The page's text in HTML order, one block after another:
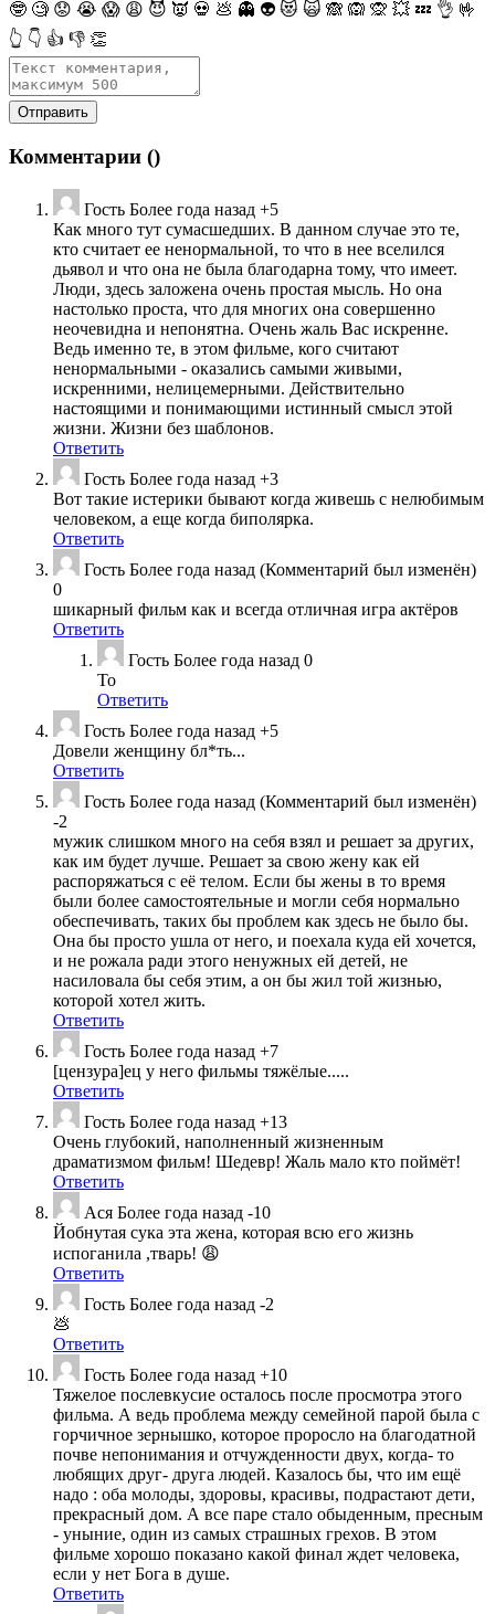
🤓 🧐 😟 😭 😱 😩 😈 👿 💀 💩 👻 👽 😻 🙀 🙈 🙉 🙊 💥 💤 👌 🤟
👆 👇 👍 👎 👏
Комментарии ()
Гость Более года назад +5
Как много тут сумасшедших. В данном случае это те,
кто считает ее ненормальной, то что в нее вселился
дьявол и что она не была благодарна тому, что имеет.
Люди, здесь заложена очень простая мысль. Но она
настолько проста, что для многих она совершенно
неочевидна и непонятна. Очень жаль Вас искренне.
Ведь именно те, в этом фильме, кого считают
ненормальными - оказались самыми живыми,
искренними, нелицемерными. Действительно
настоящими и понимающими истинный смысл этой
жизни. Жизни без шаблонов.
Ответить
Гость Более года назад +3
Вот такие истерики бывают когда живешь с нелюбимым
человеком, а еще когда биполярка.
Ответить
Гость Более года назад (Комментарий был изменён)
0
шикарный фильм как и всегда отличная игра актёров
Ответить
Гость Более года назад 0
То
Ответить
Гость Более года назад +5
Довели женщину бл*ть...
Ответить
Гость Более года назад (Комментарий был изменён)
-2
мужик слишком много на себя взял и решает за других,
как им будет лучше. Решает за свою жену как ей
распоряжаться с её телом. Если бы жены в то время
были более самостоятельные и могли себя нормально
обеспечивать, таких бы проблем как здесь не было бы.
Она бы просто ушла от него, и поехала куда ей хочется,
и не рожала ради этого ненужных ей детей, не
насиловала бы себя этим, а он бы жил той жизнью,
которой хотел жить.
Ответить
Гость Более года назад +7
[цензура]ец у него фильмы тяжёлые.....
Ответить
Гость Более года назад +13
Очень глубокий, наполненный жизненным
драматизмом фильм! Шедевр! Жаль мало кто поймёт!
Ответить
Ася Более года назад -10
Йобнутая сука эта жена, которая всю его жизнь
испоганила ,тварь! 😩
Ответить
Гость Более года назад -2
💩
Ответить
Гость Более года назад +10
Тяжелое послевкусие осталось после просмотра этого
фильма. А ведь проблема между семейной парой была с
горчичное зернышко, которое проросло на благодатной
почве непонимания и отчужденности двух, когда- то
любящих друг- друга людей. Казалось бы, что им ещё
надо : оба молоды, здоровы, красивы, подрастают дети,
прекрасный дом. А все паре стало обыденным, пресным
- уныние, один из самых страшных грехов. В этом
фильме хорошо показано какой финал ждет человека,
если у нет Бога в душе.
Ответить